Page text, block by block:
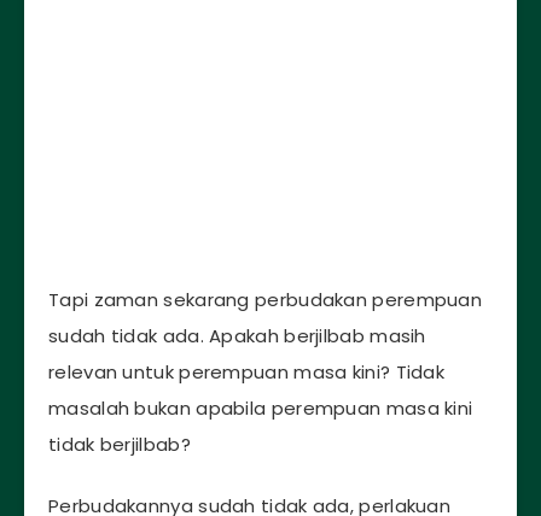
Tapi zaman sekarang perbudakan perempuan
sudah tidak ada. Apakah berjilbab masih
relevan untuk perempuan masa kini? Tidak
masalah bukan apabila perempuan masa kini
tidak berjilbab?
Perbudakannya sudah tidak ada, perlakuan